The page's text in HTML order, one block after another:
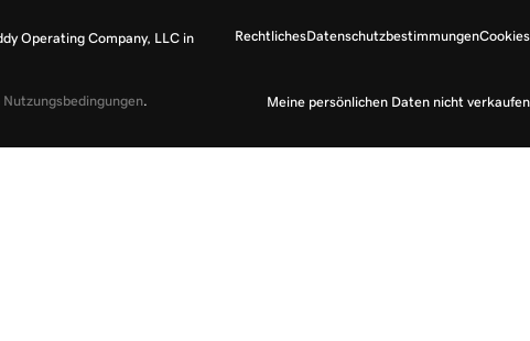
RechtlichesDatenschutzbestimmungenCookies
Meine persönlichen Daten nicht verkaufen
Operating Company, LLC in
Nutzungsbedingungen.